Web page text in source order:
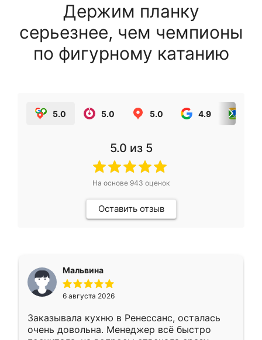
Держим планку
серьезнее, чем чемпионы
по фигурному катанию
5.0 5.0 5.0 4.9
5.0 из 5
На основе 943 оценок
Оставить отзыв
Мальвина
6 августа 2026
Заказывала кухню в Ренессанс, осталась
очень довольна. Менеджер всё быстро